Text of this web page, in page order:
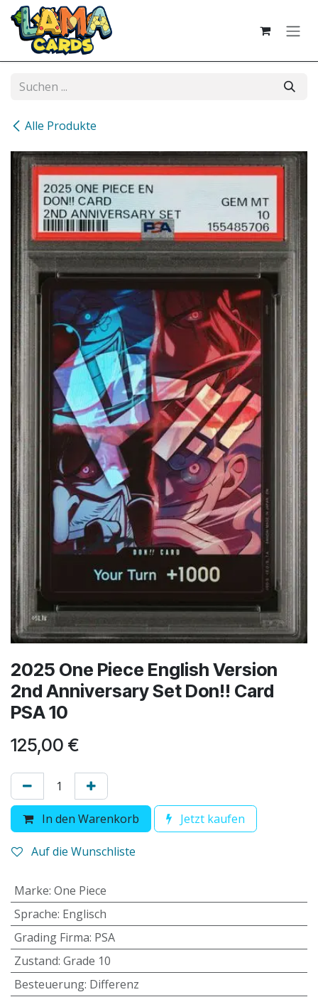
Zum Inhalt springen
Alle Produkte
2025 One Piece English Version
2nd Anniversary Set Don!! Card
PSA 10
125,00 €
In den Warenkorb Jetzt kaufen
Auf die Wunschliste
Marke: One Piece
Sprache: Englisch
Grading Firma: PSA
Zustand: Grade 10
Besteuerung: Differenz